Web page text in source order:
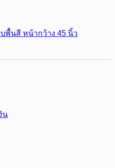
พื้นสี หน้ากว้าง 45 นิ้ว
น